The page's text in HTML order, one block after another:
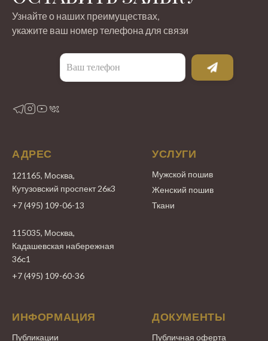
Узнайте о наших преимуществах,
укажите ваш номер телефона для связи
АДРЕС
121165, Москва,
Кутузовский проспект 26к3
+7 (495) 109-06-13
115035, Москва,
Кадашевская набережная
36с1
+7 (495) 109-60-36
УСЛУГИ
Мужской пошив
Женский пошив
Ткани
ИНФОРМАЦИЯ
Публикации
ДОКУМЕНТЫ
Публичная оферта